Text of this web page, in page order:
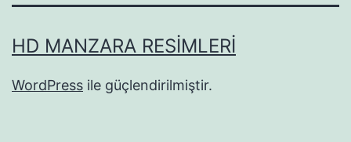
HD MANZARA RESIMLERI
WordPress ile güçlendirilmiştir.